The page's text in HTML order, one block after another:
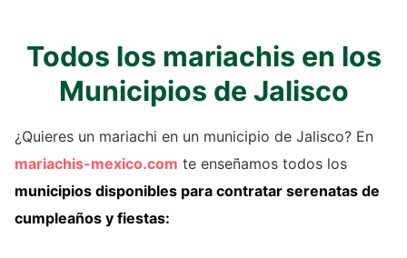
Todos los mariachis en los
Municipios de Jalisco
¿Quieres un mariachi en un municipio de Jalisco? En
mariachis-mexico.com te enseñamos todos los
municipios disponibles para contratar serenatas de
cumpleaños y fiestas: